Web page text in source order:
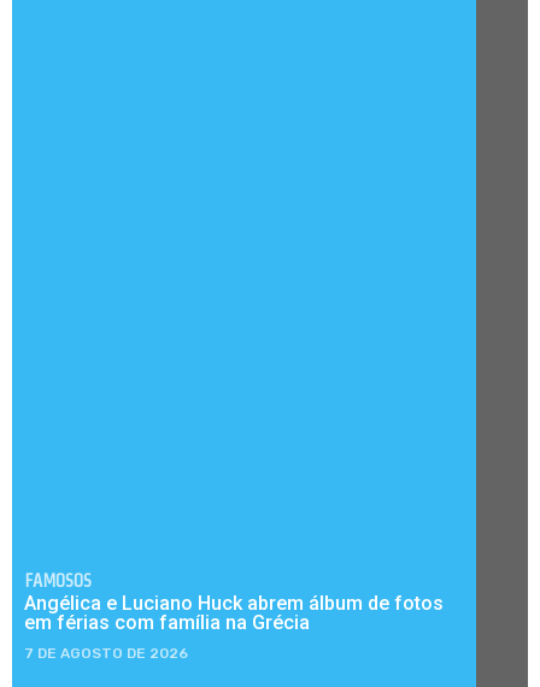
FAMOSOS
Angélica e Luciano Huck abrem álbum de fotos
em férias com família na Grécia
7 DE AGOSTO DE 2026